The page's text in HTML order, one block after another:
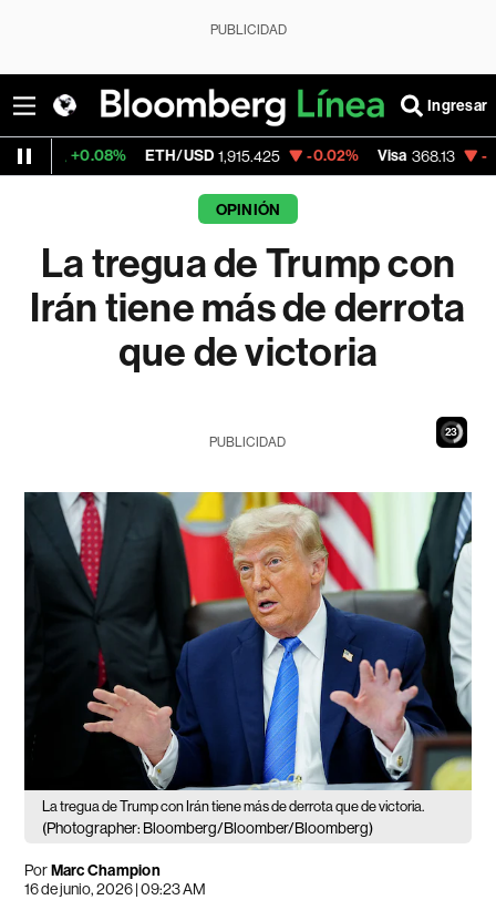
PUBLICIDAD
Ingresar
ETH/USD 1,915.425 -0.02% Visa 368.13 -0.11%
OPINIÓN
La tregua de Trump con
Irán tiene más de derrota
que de victoria
21
PUBLICIDAD
La tregua de Trump con Irán tiene más de derrota que de victoria.
(Photographer: Bloomberg/Bloomber/Bloomberg)
PorMarc Champion
16 de junio, 2026 | 09:23 AM